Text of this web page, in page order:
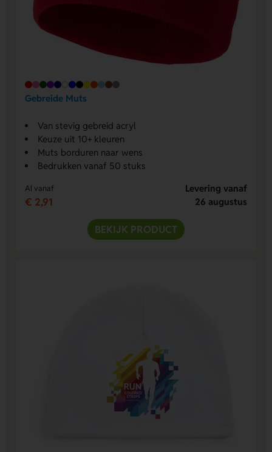
Gebreide Muts
Van stevig gebreid acryl
Keuze uit 10+ kleuren
Muts borduren naar wens
Bedrukken vanaf 50 stuks
Al vanaf
€ 2,91
Levering vanaf
26 augustus
BEKIJK PRODUCT